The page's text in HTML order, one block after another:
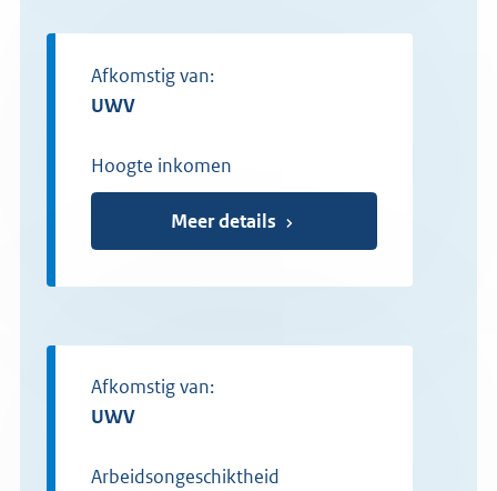
Afkomstig van:
UWV
Hoogte inkomen
Meer details
Afkomstig van:
UWV
Arbeidsongeschiktheid